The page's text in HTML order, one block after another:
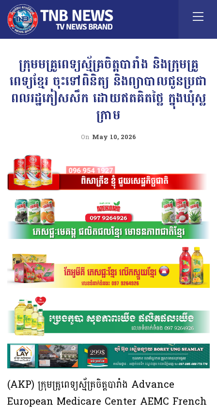
ក្រុមមគ្រូពេទ្យស្ម័គ្រចិត្តបារាំង និងក្រុមគ្រូ
ពេទ្យខ្មែរ ចុះទៅពិនិត្យ និងព្យាបាលជូនប្រជា
ពលរដ្ឋភៀសសឹក ដោយឥតគិតថ្លៃ ក្នុងឃុំស្ល
ក្រាម
On May 10, 2026
(AKP) ក្រុមគ្រូពេទ្យស្ម័គ្រចិត្តបារាំង Advance
European Medicare Center AEMC French